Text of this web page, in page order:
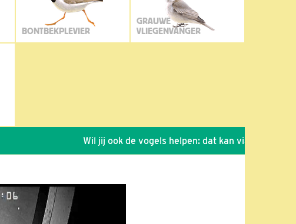
BONTBEKPLEVIER
GRAUWE
VLIEGENVANGER
Wil jij ook de vogels helpen: dat kan via de link!